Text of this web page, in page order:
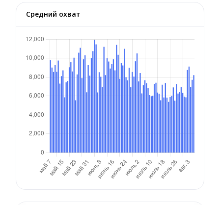
Средний охват